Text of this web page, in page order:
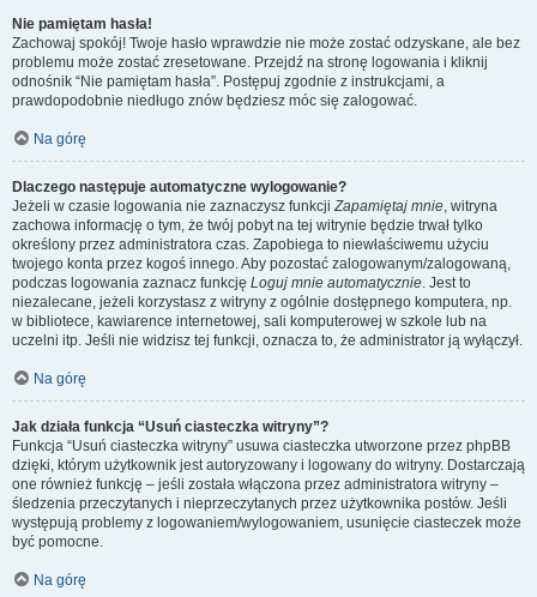
Nie pamiętam hasła!
Zachowaj spokój! Twoje hasło wprawdzie nie może zostać odzyskane, ale bez
problemu może zostać zresetowane. Przejdź na stronę logowania i kliknij
odnośnik “Nie pamiętam hasła”. Postępuj zgodnie z instrukcjami, a
prawdopodobnie niedługo znów będziesz móc się zalogować.
Na górę
Dlaczego następuje automatyczne wylogowanie?
Jeżeli w czasie logowania nie zaznaczysz funkcjiZapamiętaj mnie, witryna
zachowa informację o tym, że twój pobyt na tej witrynie będzie trwał tylko
określony przez administratora czas. Zapobiega to niewłaściwemu użyciu
twojego konta przez kogoś innego. Aby pozostać zalogowanym/zalogowaną,
podczas logowania zaznacz funkcję Loguj mnie automatycznie. Jest to
niezalecane, jeżeli korzystasz z witryny z ogólnie dostępnego komputera, np.
w bibliotece, kawiarence internetowej, sali komputerowej w szkole lub na
uczelni itp. Jeśli nie widzisz tej funkcji, oznacza to, że administrator ją wyłączył.
Na górę
Jak działa funkcja “Usuń ciasteczka witryny”?
Funkcja “Usuń ciasteczka witryny” usuwa ciasteczka utworzone przez phpBB
dzięki, którym użytkownik jest autoryzowany i logowany do witryny. Dostarczają
one również funkcję – jeśli została włączona przez administratora witryny –
śledzenia przeczytanych i nieprzeczytanych przez użytkownika postów. Jeśli
występują problemy z logowaniem/wylogowaniem, usunięcie ciasteczek może
być pomocne.
Na górę